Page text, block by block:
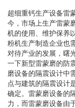
超细重钙生产设备雷
今，市场上生产雷蒙
机的使用、维护保养
粉机生产制造企业也
对待产业的发展，曙
一下新型雷蒙磨的防
磨设备的隔震设计中
点与建筑的隔震设计
确定。雷蒙磨设备的
力，而雷蒙磨设备由